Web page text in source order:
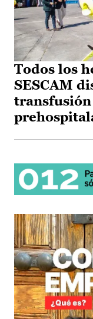
Todos los
SESCAM
transfusión